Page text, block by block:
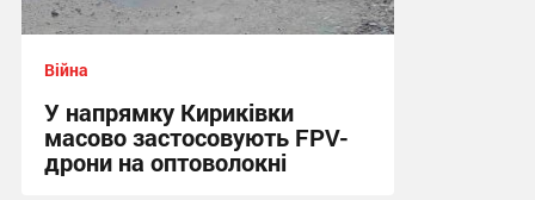
Війна
У напрямку Кириківки
масово застосовують FPV-
дрони на оптоволокні